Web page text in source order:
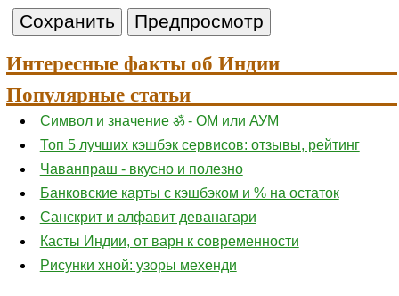
Интересные факты об Индии
Популярные статьи
Символ и значение ॐ - ОМ или АУМ
Топ 5 лучших кэшбэк сервисов: отзывы, рейтинг
Чаванпраш - вкусно и полезно
Банковские карты с кэшбэком и % на остаток
Санскрит и алфавит деванагари
Касты Индии, от варн к современности
Рисунки хной: узоры мехенди